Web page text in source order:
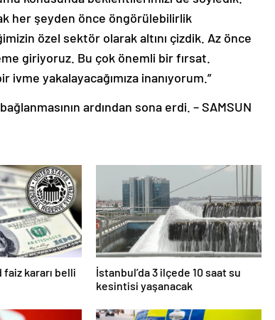
her şeyden önce öngörülebilirlik
özel sektör olarak altını çizdik. Az önce
giriyoruz. Bu çok önemli bir fırsat.
ivme yakalayacağımıza inanıyorum.”
ardından sona erdi. – SAMSUN
faiz kararı belli
İstanbul’da 3 ilçede 10 saat su
kesintisi yaşanacak